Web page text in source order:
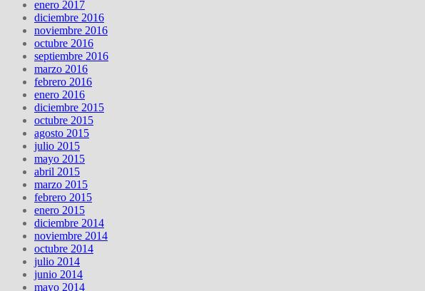
enero 2017
diciembre 2016
noviembre 2016
octubre 2016
septiembre 2016
marzo 2016
febrero 2016
enero 2016
diciembre 2015
octubre 2015
agosto 2015
julio 2015
mayo 2015
abril 2015
marzo 2015
febrero 2015
enero 2015
diciembre 2014
noviembre 2014
octubre 2014
julio 2014
junio 2014
mayo 2014